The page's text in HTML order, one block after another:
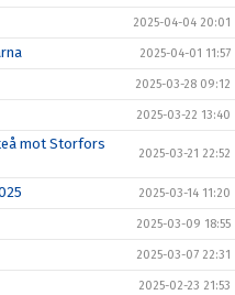
2025-04-04 20:01
2025-04-01 11:57
2025-03-28 09:12
2025-03-22 13:40
mot Storfors
2025-03-21 22:52
2025-03-14 11:20
2025-03-09 18:55
2025-03-07 22:31
2025-02-23 21:53